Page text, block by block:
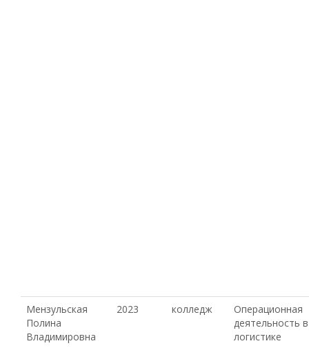
Мензульская
Полина
Владимировна
2023 колледж
Операционная
деятельность в
логистике